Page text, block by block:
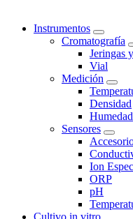
Instrumentos
Cromatografía
Jeringas
Vial
Medición
Densidad
Humedad
Sensores
Ion
ORP
pH
Cultivo in vitro